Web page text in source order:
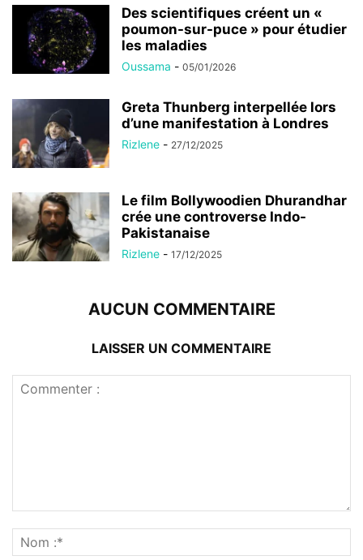
Des scientifiques créent un «
poumon-sur-puce » pour étudier
les maladies
Oussama - 05/01/2026
Greta Thunberg interpellée lors
d’une manifestation à Londres
Rizlene - 27/12/2025
Le film Bollywoodien Dhurandhar
crée une controverse Indo-
Pakistanaise
Rizlene - 17/12/2025
AUCUN COMMENTAIRE
LAISSER UN COMMENTAIRE